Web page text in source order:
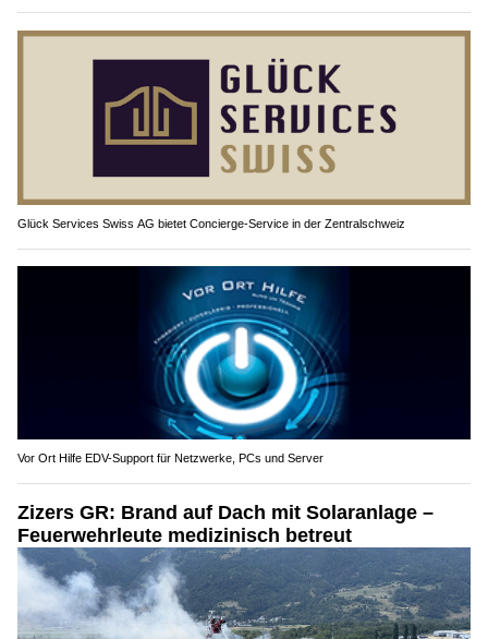
Glück Services Swiss AG bietet Concierge-Service in der Zentralschweiz
Vor Ort Hilfe EDV-Support für Netzwerke, PCs und Server
Zizers GR: Brand auf Dach mit Solaranlage –
Feuerwehrleute medizinisch betreut